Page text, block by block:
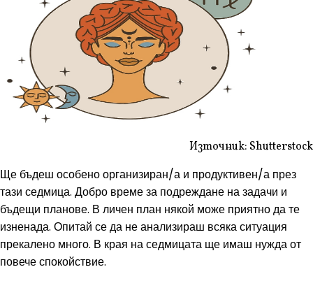
Източник: Shutterstock
Ще бъдеш особено организиран/а и продуктивен/а през
тази седмица. Добро време за подреждане на задачи и
бъдещи планове. В личен план някой може приятно да те
изненада. Опитай се да не анализираш всяка ситуация
прекалено много. В края на седмицата ще имаш нужда от
повече спокойствие.